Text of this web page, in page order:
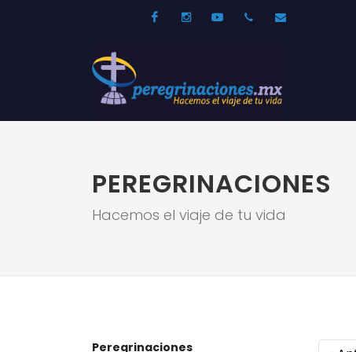
FacebookInstagramYoutube52 33 31210744
PEREGRINACIONES
Hacemos el viaje de tu vida
Peregrinaciones